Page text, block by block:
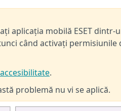
aplicația mobilă ESET dintr-
când activați permisiunile
.
problemă nu vi se aplică.